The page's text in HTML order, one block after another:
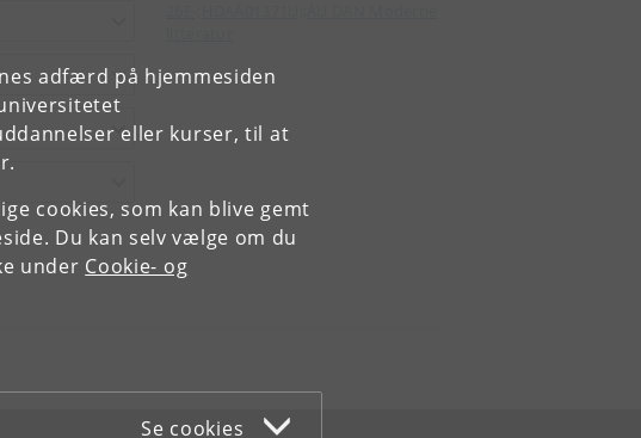
adfærd på hjemmesiden
eller kurser, til at
cookies, som kan blive gemt
Du kan selv vælge om du
under Cookie- og
Se cookies